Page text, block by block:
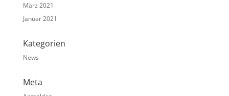
März 2021
Januar 2021
Kategorien
News
Meta